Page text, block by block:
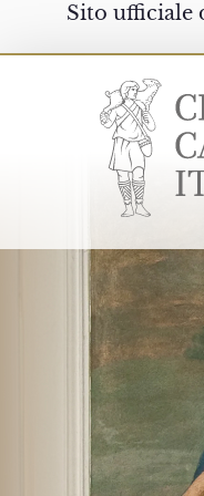
Sito ufficiale